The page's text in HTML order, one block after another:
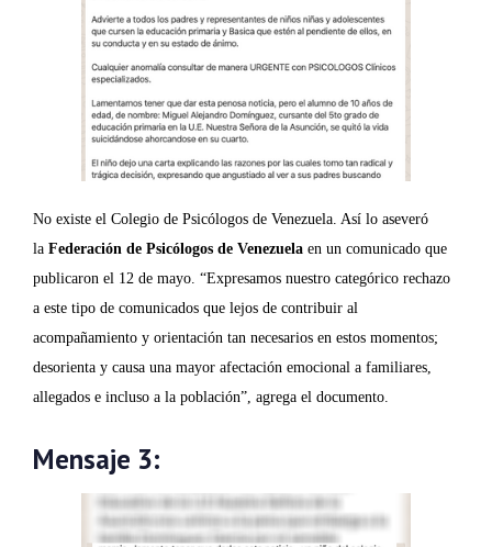
No existe el Colegio de Psicólogos de Venezuela. Así lo aseveró
la Federación de Psicólogos de Venezuela en un comunicado que
publicaron el 12 de mayo. “Expresamos nuestro categórico rechazo
a este tipo de comunicados que lejos de contribuir al
acompañamiento y orientación tan necesarios en estos momentos;
desorienta y causa una mayor afectación emocional a familiares,
allegados e incluso a la población”, agrega el documento.
Mensaje 3: